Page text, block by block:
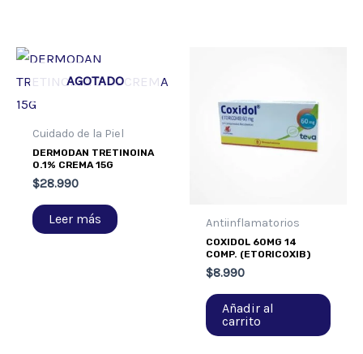
AGOTADO
Cuidado de la Piel
DERMODAN TRETINOINA
0.1% CREMA 15G
$28.990
Leer más Antiinflamatorios
COXIDOL 60MG 14
COMP. (ETORICOXIB)
$8.990
Añadir al
carrito